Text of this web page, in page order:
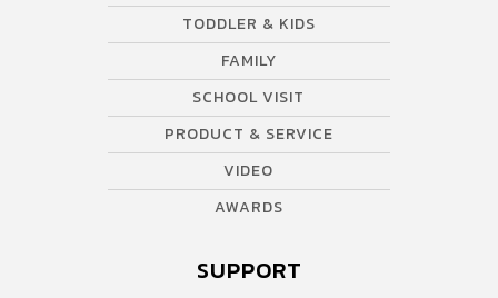
TODDLER & KIDS
FAMILY
SCHOOL VISIT
PRODUCT & SERVICE
VIDEO
AWARDS
SUPPORT